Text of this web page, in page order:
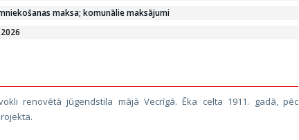
maksa; komunālie maksājumi
renovētā jūgendstila mājā Vecrīgā. Ēka celta 1911. gadā, pēc